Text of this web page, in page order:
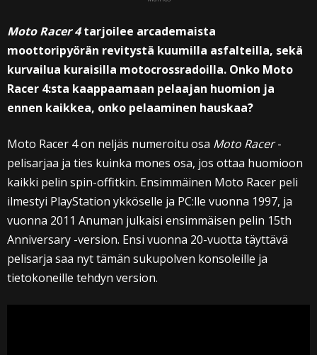
Moto Racer 4tarjoilee arcademaista
moottoripyörän revitystä kuumilla asfalteilla, sekä
kurvailua kuraisilla motocrossradoilla. Onko Moto
Racer 4:sta kaappaamaan pelaajan huomion ja
ennen kaikkea, onko pelaaminen hauskaa?
Moto Racer 4 on neljäs numeroitu osa Moto Racer-
pelisarjaa ja ties kuinka mones osa, jos ottaa huomioon
kaikki pelin spin-offitkin. Ensimmäinen Moto Racer peli
ilmestyi PlayStation ykköselle ja PC:lle vuonna 1997, ja
vuonna 2011 Anuman julkaisi ensimmäisen pelin 15th
Anniversary -version. Ensi vuonna 20-vuotta täyttävä
pelisarja saa nyt tämän sukupolven konsoleille ja
tietokoneille tehdyn version.